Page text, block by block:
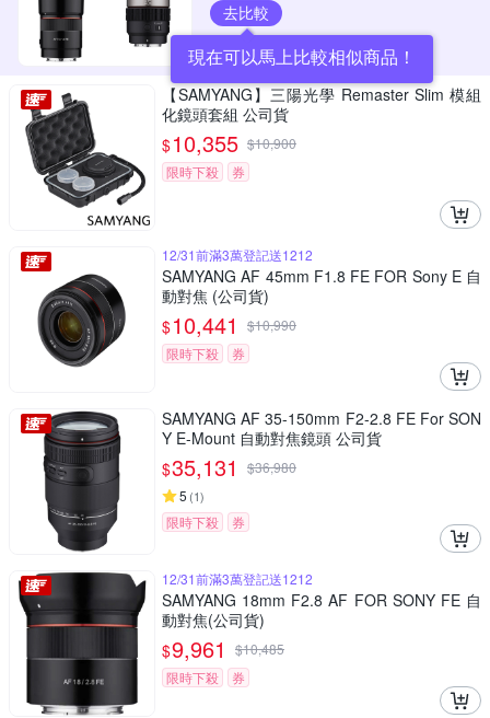
去比較
現在可以馬上比較相似商品！
【SAMYANG】三陽光學 Remaster Slim 模組
化鏡頭套組 公司貨
$10,355 $10,900
限時下殺
券
12/31前滿3萬登記送1212
SAMYANG AF 45mm F1.8 FE FOR Sony E 自
動對焦 (公司貨)
$10,441 $10,990
限時下殺
券
SAMYANG AF 35-150mm F2-2.8 FE For SON
Y E-Mount 自動對焦鏡頭 公司貨
$35,131 $36,980
5 (1)
限時下殺 券
12/31前滿3萬登記送1212
SAMYANG 18mm F2.8 AF FOR SONY FE 自
動對焦(公司貨)
$9,961 $10,485
限時下殺
券